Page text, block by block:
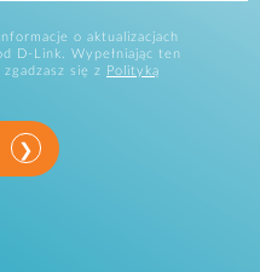
o aktualizacjach
D-Link. Wypełniając ten
się z
Polityką